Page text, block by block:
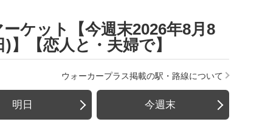
ケット【今週末2026年8月8
】【恋人と・夫婦で】
ウォーカープラス掲載の駅・路線について
明日 今週末